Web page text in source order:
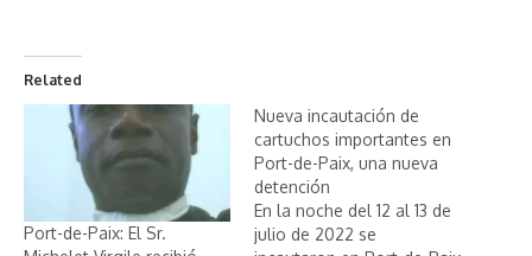
Related
Port-de-Paix: El Sr.
Nueva incautación de
cartuchos importantes en
Port-de-Paix, una nueva
detención
En la noche del 12 al 13 de
julio de 2022 se